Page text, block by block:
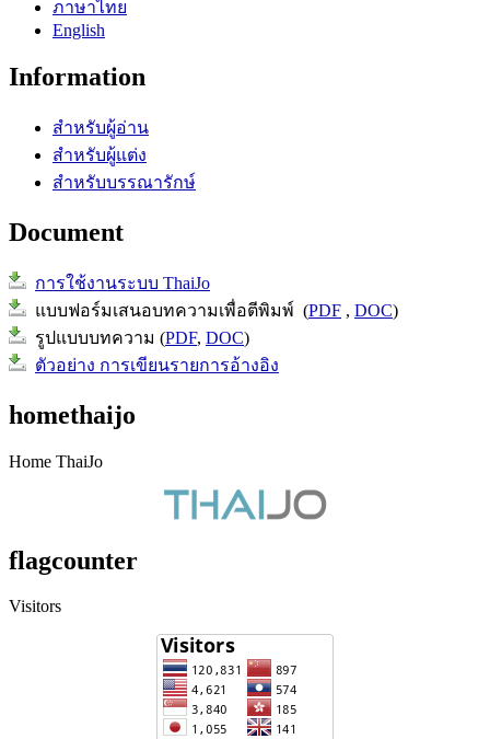
ภาษาไทย
English
Information
สำหรับผู้อ่าน
สำหรับผู้แต่ง
สำหรับบรรณารักษ์
Document
การใช้งานระบบ ThaiJo
แบบฟอร์มเสนอบทความเพื่อตีพิมพ์ (PDF , DOC)
รูปแบบบทความ (PDF, DOC)
ตัวอย่าง การเขียนรายการอ้างอิง
homethaijo
Home ThaiJo
flagcounter
Visitors